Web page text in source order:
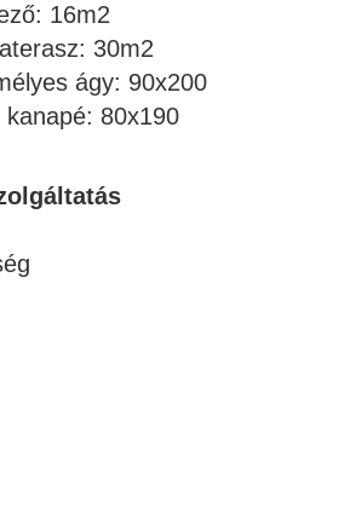
16m2
30m2
ágy: 90x200
80x190